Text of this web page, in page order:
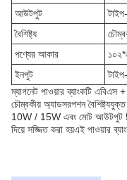
আউটপুট
বৈশিষ্ট্য
পণ্যের আকার
ইনপুট
ম্যাগনেট পাওয়ার ব্যাংকটি এবিএস
চৌম্বকীয় অ্যাডসরপশন
10W / 15W এবং মোট আউটপুট 5V
দিয়ে সজ্জিত করা হয়এই পাওয়ার